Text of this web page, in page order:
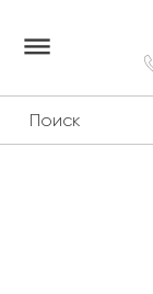
dehaze